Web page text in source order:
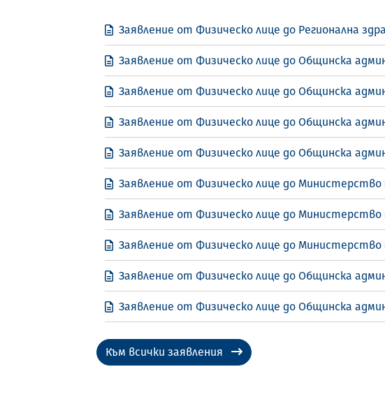
Заявление от Физическо лице до Регионална
Заявление от Физическо лице до Общинска
Заявление от Физическо лице до Общинска
Заявление от Физическо лице до Общинска
Заявление от Физическо лице до Общинска
Заявление от Физическо лице до
Заявление от Физическо лице до
Заявление от Физическо лице до
Заявление от Физическо лице до Общинска
Заявление от Физическо лице до Общинска
Към всички заявления